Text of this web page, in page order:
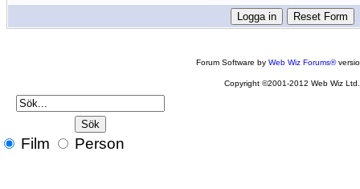
Forum Software byWeb Wiz Forums®
Copyright ©2001-2012 Web Wiz Ltd.
Film Person